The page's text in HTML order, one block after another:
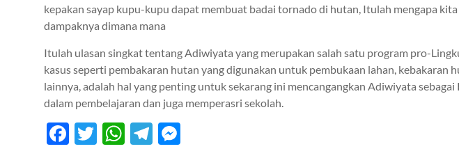
kepakan sayap kupu-kupu dapat membuat badai tornado di hutan, Itulah mengapa
dampaknya dimana mana
Itulah ulasan singkat tentang Adiwiyata yang merupakan salah satu program pro-
kasus seperti pembakaran hutan yang digunakan untuk pembukaan lahan,
lainnya, adalah hal yang penting untuk sekarang ini mencangangkan Adiwiyata
dalam pembelajaran dan juga memperasri sekolah.
F
T
W T